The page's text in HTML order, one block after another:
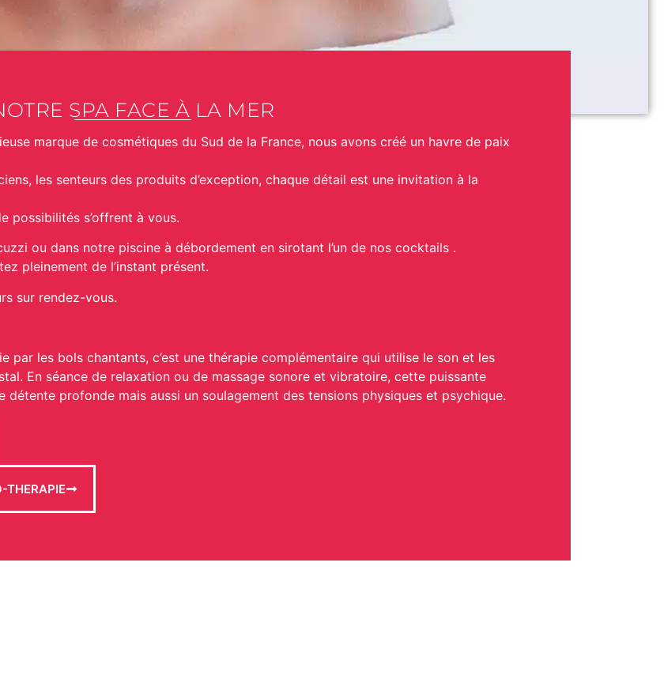
SPA FACE À LA MER
marque de cosmétiques du Sud de la France, nous avons créé un havre de paix
les senteurs des produits d’exception, chaque détail est une invitation à la
possibilités s’offrent à vous.
ou dans notre piscine à débordement en sirotant l’un de nos cocktails .
pleinement de l’instant présent.
sur rendez-vous.
par les bols chantants, c’est une thérapie complémentaire qui utilise le son et les
En séance de relaxation ou de massage sonore et vibratoire, cette puissante
détente profonde mais aussi un soulagement des tensions physiques et psychique.
THERAPIE